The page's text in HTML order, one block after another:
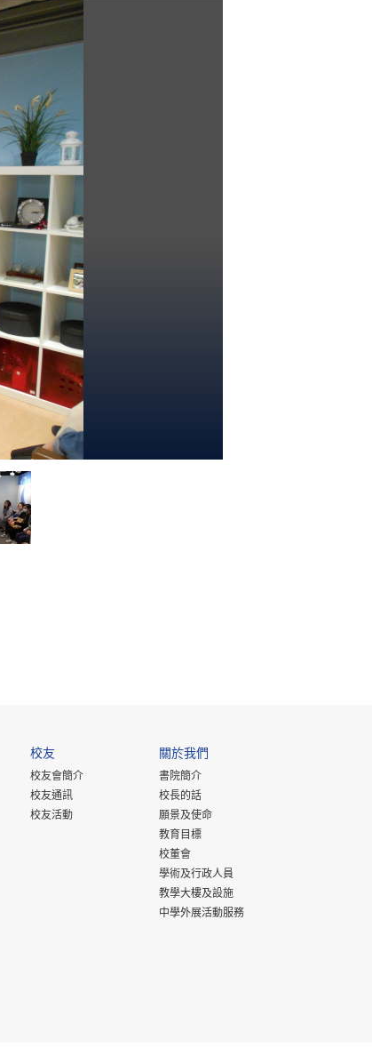
校友
校友會簡介
校友通訊
校友活動
關於我們
書院簡介
校長的話
願景及使命
教育目標
校董會
學術及行政人員
教學大樓及設施
中學外展活動服務